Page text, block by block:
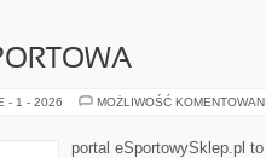
- 1 - 2026 MOŻLIWOŚĆ
portal eSportowySklep.pl